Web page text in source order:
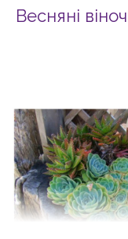
Весняні